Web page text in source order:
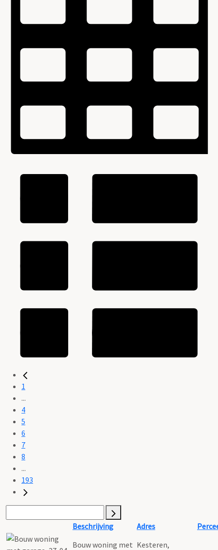
1
...
4
5
6
7
8
...
193
Beschrijving Adres
Bouw woning met Kesteren,